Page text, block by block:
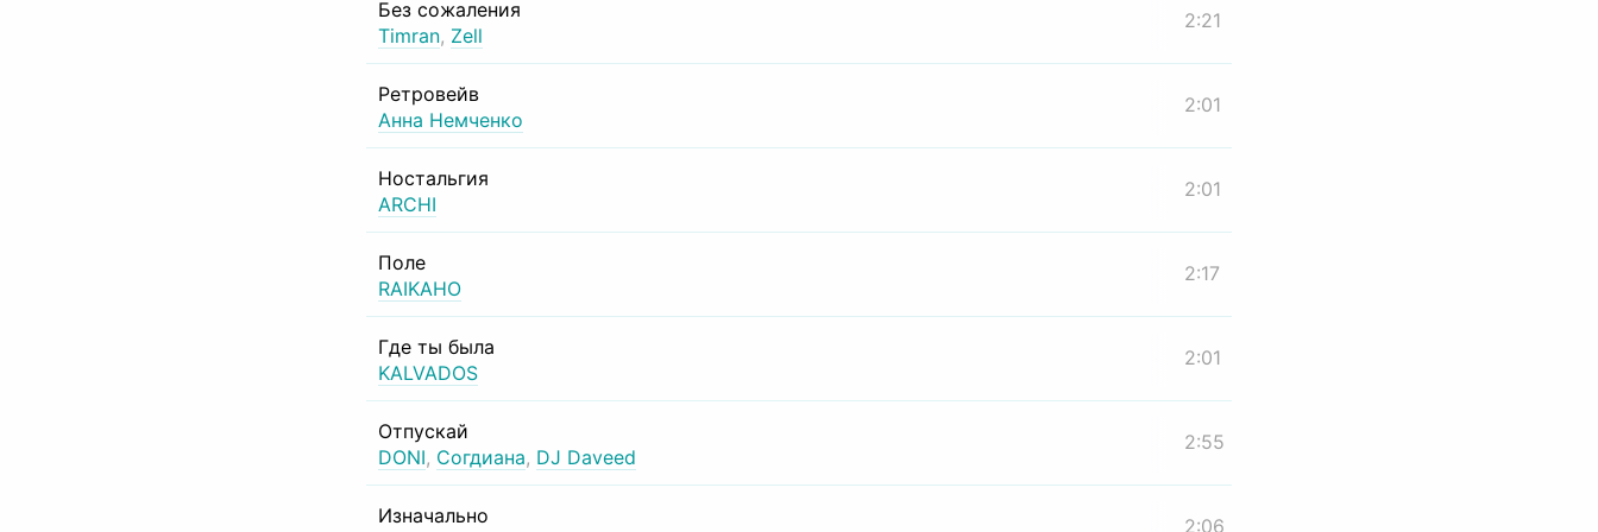
Без сожаления
Timran, Zell
2:21
Ретровейв
Анна Немченко
2:01
Ностальгия
ARCHI
2:01
Поле
RAIKAHO
2:17
Где ты была
KALVADOS
2:01
Отпускай
DONI, Согдиана, DJ Daveed
2:55
Изначально
2:06